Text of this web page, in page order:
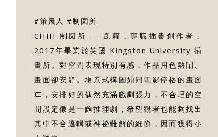
#策展人 #制図所
CHIH 制図所 — 凱蘿，專職插畫創作者，
2017年畢業於英國 Kingston University 插
畫所。對空間表現特別有感，作品用色熱鬧、
畫面卻安靜。場景式構圖如同電影停格的畫面
🎞，安排好的偶然充滿戲劇張力，不合理的空
間設定像是一齣推理劇，希望觀者也能夠找出
其中不合邏輯或神祕難解的細節，因而獲得小